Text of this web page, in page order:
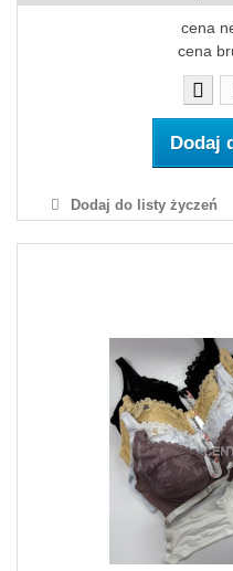
cena
cena
Dodaj
Dodaj do listy życzeń